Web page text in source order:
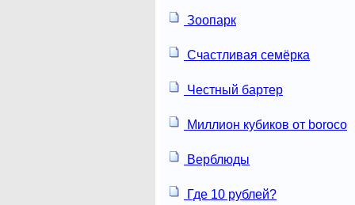
Зоопарк
Счастливая семёрка
Честный бартер
Миллион кубиков от boroco
Верблюды
Где 10 рублей?